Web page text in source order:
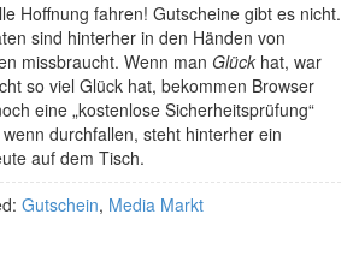
Hoffnung fahren! Gutscheine gibt es nicht.
sind hinterher in den Händen von
missbraucht. Wenn man Glück hat, war
so viel Glück hat, bekommen Browser
eine „kostenlose Sicherheitsprüfung“
durchfallen, steht hinterher ein
auf dem Tisch.
Gutschein, Media Markt